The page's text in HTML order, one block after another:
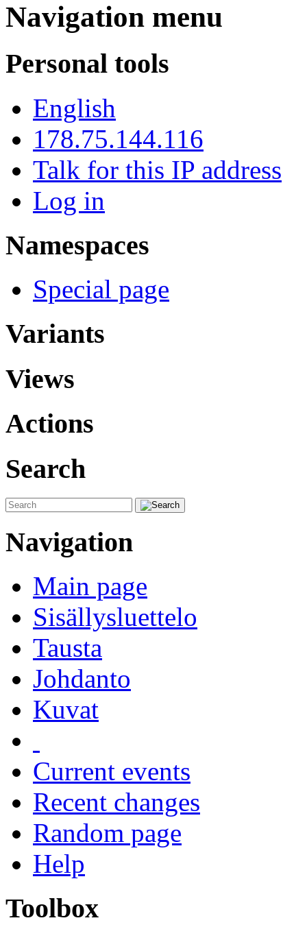
Navigation menu
Personal tools
English
178.75.144.116
Talk for this IP address
Log in
Namespaces
Special page
Variants
Views
Actions
Search
Navigation
Main page
Sisällysluettelo
Tausta
Johdanto
Kuvat
Current events
Recent changes
Random page
Help
Toolbox